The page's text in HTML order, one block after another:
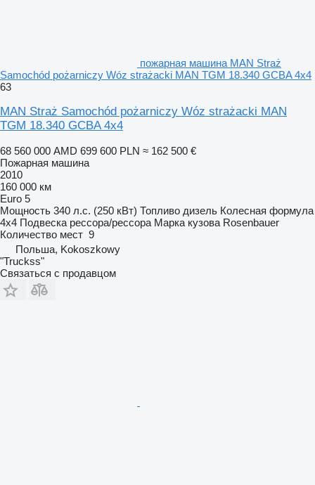
пожарная машина MAN Straż
Samochód pożarniczy Wóz strażacki MAN TGM 18.340 GCBA 4x4
63
MAN Straż Samochód pożarniczy Wóz strażacki MAN
TGM 18.340 GCBA 4x4
68 560 000 AMD 699 600 PLN ≈ 162 500 €
Пожарная машина
2010
160 000 км
Euro 5
Мощность 340 л.с. (250 кВт) Топливо дизель Колесная формула
4x4 Подвеска рессора/рессора Марка кузова Rosenbauer
Количество мест 9
Польша, Kokoszkowy
"Truckss"
Связаться с продавцом